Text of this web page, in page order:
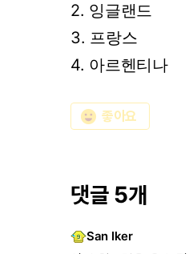
2. 잉글랜드
3. 프랑스
4. 아르헨티나
emoji_emotions 좋아요
댓글 5개
San Iker